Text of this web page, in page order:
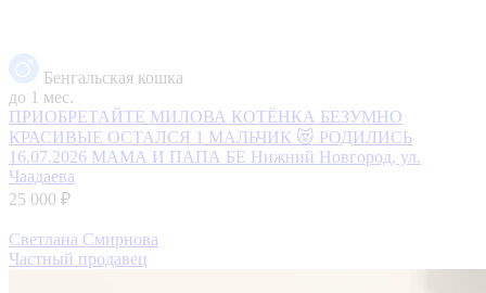
Бенгальская кошка
до 1 мес.
ПРИОБРЕТАЙТЕ МИЛОВА КОТЁНКА БЕЗУМНО
КРАСИВЫЕ ОСТАЛСЯ 1 МАЛЬЧИК 😻 РОДИЛИСЬ
16.07.2026 МАМА И ПАПА БЕ Нижний Новгород, ул.
Чаадаева
25 000 ₽
Светлана Смирнова
Частный продавец